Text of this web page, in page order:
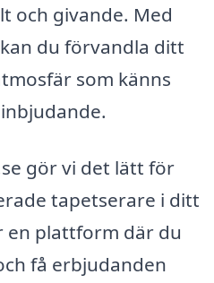
och givande. Med
du förvandla ditt
som känns
gör vi det lätt för
tapetserare i ditt
en plattform där du
få erbjudanden